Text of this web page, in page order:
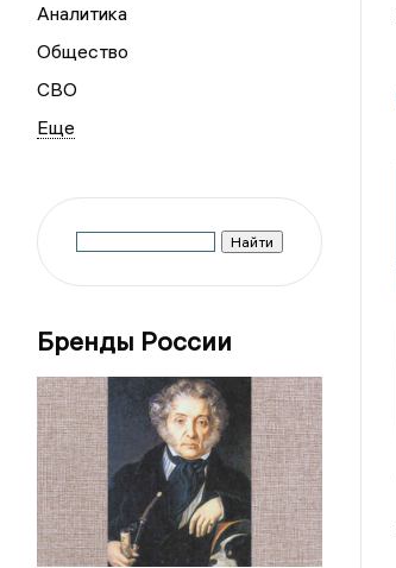
Аналитика
Общество
СВО
Бренды России